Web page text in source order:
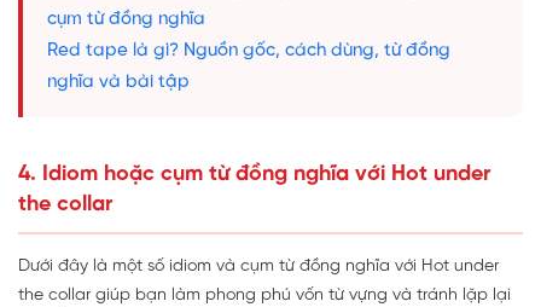
cụm từ đồng nghĩa
Red tape là gì? Nguồn gốc, cách dùng, từ đồng
nghĩa và bài tập
4. Idiom hoặc cụm từ đồng nghĩa với Hot under
the collar
Dưới đây là một số idiom và cụm từ đồng nghĩa với Hot under
the collar giúp bạn làm phong phú vốn từ vựng và tránh lặp lại